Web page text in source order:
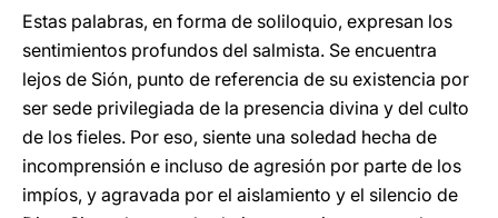
Estas palabras, en forma de soliloquio, expresan los
sentimientos profundos del salmista. Se encuentra
lejos de Sión, punto de referencia de su existencia por
ser sede privilegiada de la presencia divina y del culto
de los fieles. Por eso, siente una soledad hecha de
incomprensión e incluso de agresión por parte de los
impíos, y agravada por el aislamiento y el silencio de